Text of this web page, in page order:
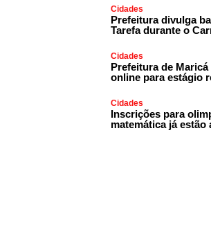
Cidades
Prefeitura divulga
Tarefa durante o
Cidades
Prefeitura de
online para estágio
Cidades
Inscrições para
matemática já estão